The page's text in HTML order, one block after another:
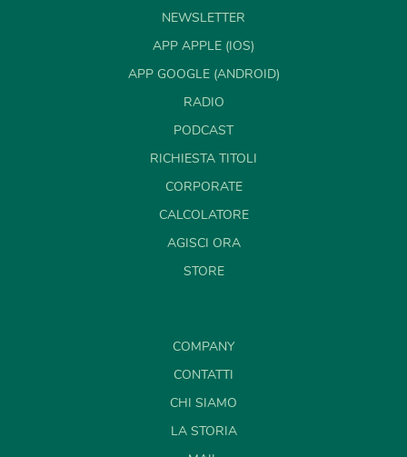
NEWSLETTER
APP APPLE (IOS)
APP GOOGLE (ANDROID)
RADIO
PODCAST
RICHIESTA TITOLI
CORPORATE
CALCOLATORE
AGISCI ORA
STORE
COMPANY
CONTATTI
CHI SIAMO
LA STORIA